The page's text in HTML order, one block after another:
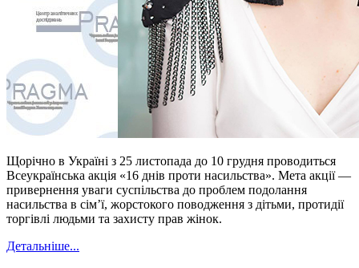
Щорічно в Україні з 25 листопада до 10 грудня проводиться
Всеукраїнська акція «16 днів проти насильства». Мета акції —
привернення уваги суспільства до проблем подолання
насильства в сім’ї, жорстокого поводження з дітьми, протидії
торгівлі людьми та захисту прав жінок.
Детальніше...